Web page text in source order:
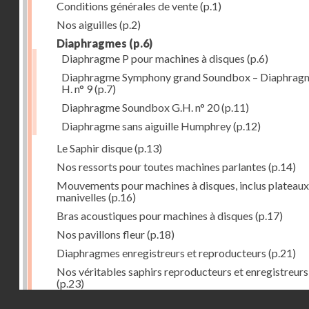
Conditions générales de vente(p.1)
Nos aiguilles (p.2)
Diaphragmes (p.6)
Diaphragme P pour machines à disques (p.6)
Diaphragme Symphony grand Soundbox –
H. n° 9(p.7)
Diaphragme Soundbox G.H. n° 20(p.11)
Diaphragme sans aiguille Humphrey(p.12)
Le Saphir disque(p.13)
Nos ressorts pour toutes machines parlantes (p.14)
Mouvements pour machines à disques, inclus
manivelles (p.16)
Bras acoustiques pour machines à disques (p.17)
Nos pavillons fleur(p.18)
Diaphragmes enregistreurs et reproducteurs (p.21)
Nos véritables saphirs reproducteurs et enregistreurs
(p.23)